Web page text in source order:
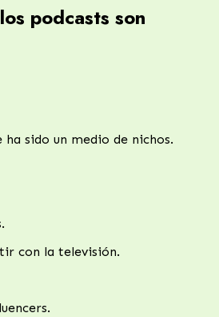
podcasts son
sido un medio de nichos.
con la televisión.